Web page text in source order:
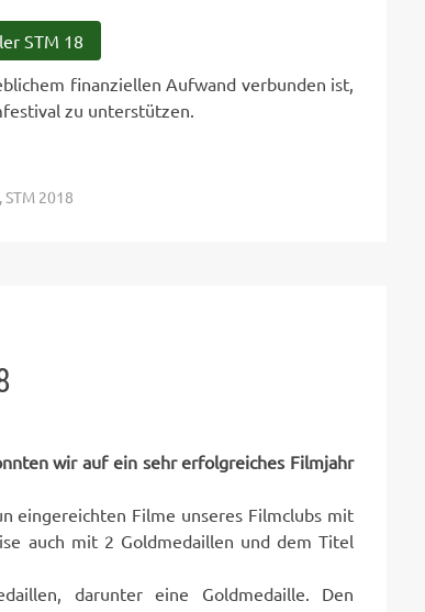
STM 18
finanziellen Aufwand verbunden ist,
zu unterstützen.
,STM 2018
wir auf ein sehr erfolgreiches Filmjahr
eingereichten Filme unseres Filmclubs mit
auch mit 2 Goldmedaillen und dem Titel
darunter eine Goldmedaille. Den